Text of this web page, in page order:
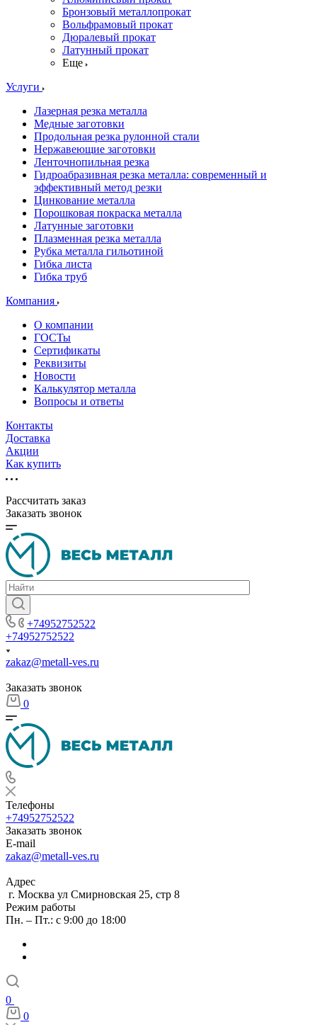
Бронзовый металлопрокат
Вольфрамовый прокат
Дюралевый прокат
Латунный прокат
Еще
Услуги
Лазерная резка металла
Медные заготовки
Продольная резка рулонной стали
Нержавеющие заготовки
Ленточнопильная резка
Гидроабразивная резка металла: современный и
эффективный метод резки
Цинкование металла
Порошковая покраска металла
Латунные заготовки
Плазменная резка металла
Рубка металла гильотиной
Гибка листа
Гибка труб
Компания
О компании
ГОСТы
Сертификаты
Реквизиты
Новости
Калькулятор металла
Вопросы и ответы
Контакты
Доставка
Акции
Как купить
Рассчитать заказ
Заказать звонок
+74952752522
+74952752522
zakaz@metall-ves.ru
Заказать звонок
0
Телефоны
+74952752522
Заказать звонок
E-mail
zakaz@metall-ves.ru
Адрес
г. Москва ул Смирновская 25, стр 8
Режим работы
Пн. – Пт.: с 9:00 до 18:00
0
0